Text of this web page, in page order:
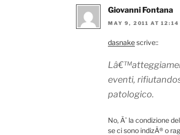
Giovanni Fontana
MAY 9, 2011 AT 12:14
dasnakescrive::
eventi,
patologico.
No, Ã¨ la condizione
se ci sono indizÃ® o